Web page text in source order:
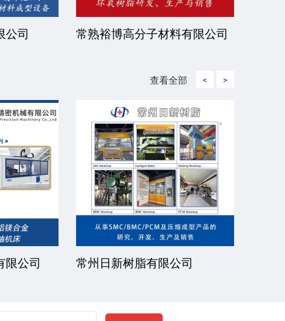
公司 常熟裕博高分子材料有限公司
查看全部 <
限公司 常州日新树脂有限公司
>